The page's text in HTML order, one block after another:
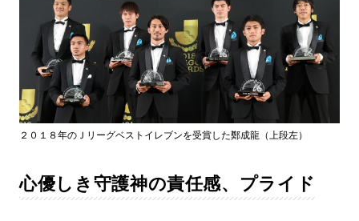
２０１８年のＪリーグベストイレブンを受賞した鄭成龍（上段左）
心優しき守護神の責任感、プライド